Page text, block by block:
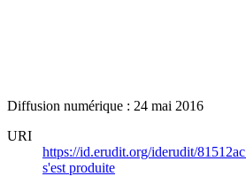
Diffusion numérique : 24 mai 2016
URI
https://id.erudit.org/iderudit/81512ac
s'est produite